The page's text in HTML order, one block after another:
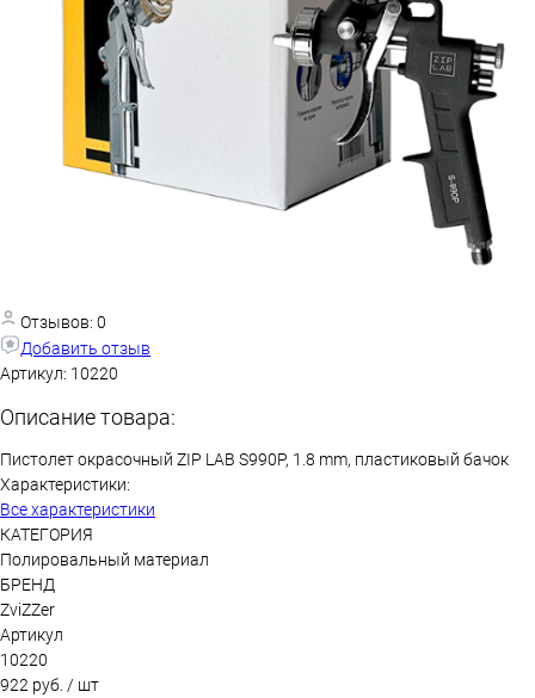
Отзывов: 0
Добавить отзыв
Артикул: 10220
Описание товара:
Пистолет окрасочный ZIP LAB S990P, 1.8 mm, пластиковый бачок
Характеристики:
Все характеристики
КАТЕГОРИЯ
Полировальный материал
БРЕНД
ZviZZer
Артикул
10220
922 руб. / шт